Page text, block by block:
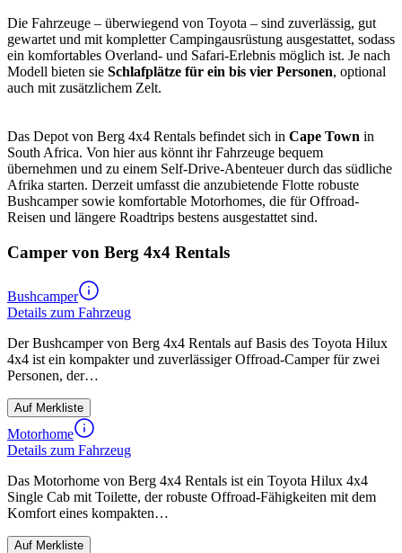
Die Fahrzeuge – überwiegend von Toyota – sind zuverlässig, gut
gewartet und mit kompletter Campingausrüstung ausgestattet, sodass
ein komfortables Overland- und Safari-Erlebnis möglich ist. Je nach
Modell bieten sie Schlafplätze für ein bis vier Personen, optional
auch mit zusätzlichem Zelt.
Das Depot von Berg 4x4 Rentals befindet sich in Cape Town in
South Africa. Von hier aus könnt ihr Fahrzeuge bequem
übernehmen und zu einem Self-Drive-Abenteuer durch das südliche
Afrika starten. Derzeit umfasst die anzubietende Flotte robuste
Bushcamper sowie komfortable Motorhomes, die für Offroad-
Reisen und längere Roadtrips bestens ausgestattet sind.
Camper von Berg 4x4 Rentals
Bushcamper
Details zum Fahrzeug
Der Bushcamper von Berg 4x4 Rentals auf Basis des Toyota Hilux
4x4 ist ein kompakter und zuverlässiger Offroad-Camper für zwei
Personen, der…
Auf Merkliste
Motorhome
Details zum Fahrzeug
Das Motorhome von Berg 4x4 Rentals ist ein Toyota Hilux 4x4
Single Cab mit Toilette, der robuste Offroad-Fähigkeiten mit dem
Komfort eines kompakten…
Auf Merkliste